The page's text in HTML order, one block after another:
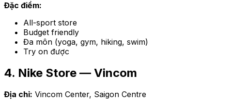
Đặc điểm:
All-sport store
Budget friendly
Đa môn (yoga, gym, hiking, swim)
Try on được
4. Nike Store — Vincom
Địa chỉ: Vincom Center, Saigon Centre